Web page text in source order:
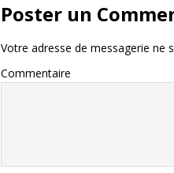
Poster un
Votre adresse de messagerie ne
Commentaire